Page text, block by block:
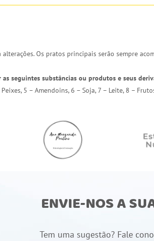
Os pratos principais serão sempre
seguintes substâncias ou produtos e seus
5 – Amendoins, 6 – Soja, 7 – Leite, 8 –
ENVIE-NOS A
Tem uma sugestão? Fale